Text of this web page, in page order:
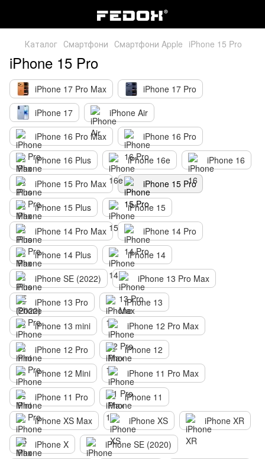
Каталог Смартфони Смартфони Apple iPhone 15 Pro
iPhone 15 Pro
iPhone 17 Pro Max
iPhone 17 Pro
iPhone 17
iPhone Air
iPhone 16 Pro Max
iPhone 16 Pro
iPhone 16 Plus
iPhone 16e
iPhone 16
iPhone 15 Pro Max
iPhone 15 Pro
iPhone 15 Plus
iPhone 15
iPhone 14 Pro Max
iPhone 14 Pro
iPhone 14 Plus
iPhone 14
iPhone SE (2022)
iPhone 13 Pro Max
iPhone 13 Pro
iPhone 13
iPhone 13 mini
iPhone 12 Pro Max
iPhone 12 Pro
iPhone 12
iPhone 12 Mini
iPhone 11 Pro Max
iPhone 11 Pro
iPhone 11
iPhone XS Max
iPhone XS
iPhone XR
iPhone X
iPhone SE (2020)